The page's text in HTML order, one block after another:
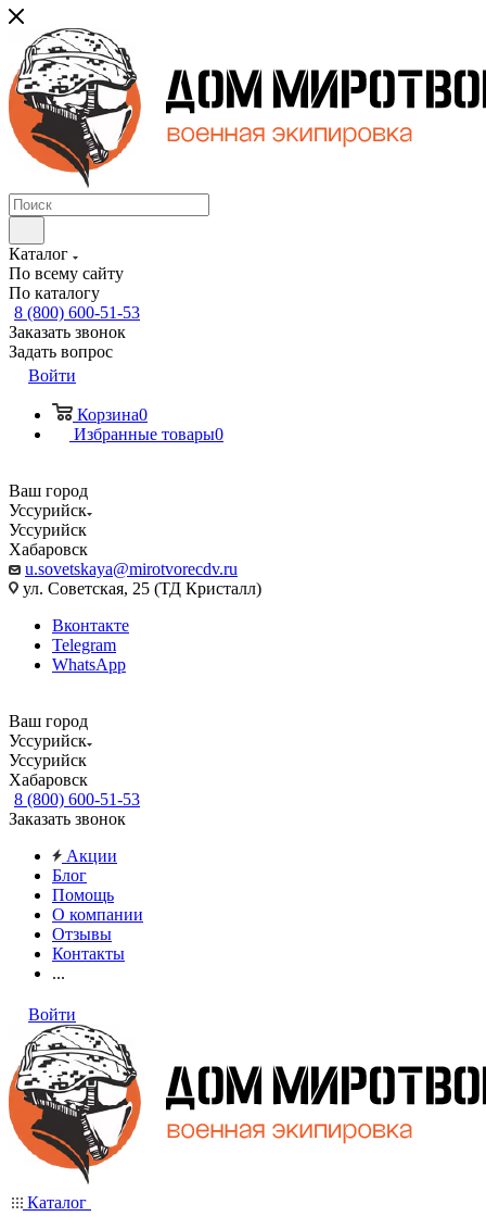
Каталог
По всему сайту
По каталогу
8 (800) 600-51-53
Заказать звонок
Задать вопрос
Войти
Корзина0
Избранные товары0
Ваш город
Уссурийск
Уссурийск
Хабаровск
u.sovetskaya@mirotvorecdv.ru
ул. Советская, 25 (ТД Кристалл)
Вконтакте
Telegram
WhatsApp
Ваш город
Уссурийск
Уссурийск
Хабаровск
8 (800) 600-51-53
Заказать звонок
Акции
Блог
Помощь
О компании
Отзывы
Контакты
...
Войти
Каталог